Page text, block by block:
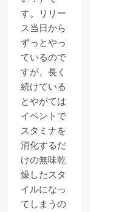
す。リリー
ス当日から
ずっとやっ
ているので
すが、長く
続けている
とやがては
イベントで
スタミナを
消化するだ
けの無味乾
燥したスタ
イルになっ
てしまうの